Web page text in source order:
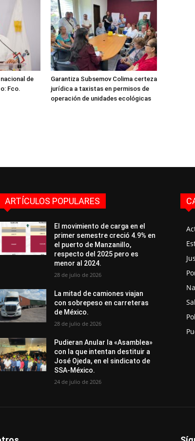
de
Fco.
Garantiza Subsemov Colima certeza
jurídica a taxistas en permisos de
operación de unidades ecológicas
ARTÍCULOS POPULARES
El movimiento de carga en el
primer semestre creció 4.9% en
el puerto de Manzanillo,
respecto del 2025 pero es
menor al 2024.
28 de julio de 2026
La mitad de camiones viajan
con sobrepeso en carreteras
de México.
28 de julio de 2026
Pudieran Anular la «Asamblea»
con la que intentan destituir a
José Ojeda, en el sindicato de
SSA-México.
24 de julio de 2026